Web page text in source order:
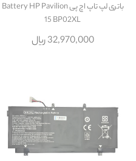
باتری لپ تاپ اچ پی Battery HP Pavilion
15 BP02XL
32,970,000 ریال